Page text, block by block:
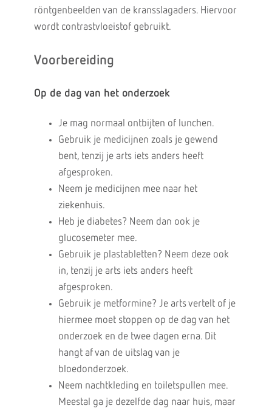
röntgenbeelden van de kransslagaders. Hiervoor
wordt contrastvloeistof gebruikt.
Voorbereiding
Op de dag van het onderzoek
Je mag normaal ontbijten of lunchen.
Gebruik je medicijnen zoals je gewend
bent, tenzij je arts iets anders heeft
afgesproken.
Neem je medicijnen mee naar het
ziekenhuis.
Heb je diabetes? Neem dan ook je
glucosemeter mee.
Gebruik je plastabletten? Neem deze ook
in, tenzij je arts iets anders heeft
afgesproken.
Gebruik je metformine? Je arts vertelt of je
hiermee moet stoppen op de dag van het
onderzoek en de twee dagen erna. Dit
hangt af van de uitslag van je
bloedonderzoek.
Neem nachtkleding en toiletspullen mee.
Meestal ga je dezelfde dag naar huis, maar